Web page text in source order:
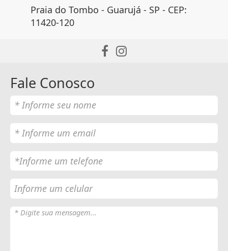
Praia do Tombo - Guarujá - SP - CEP:
11420-120
Fale Conosco